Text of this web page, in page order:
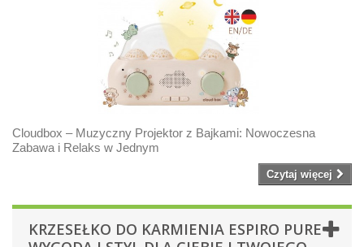
Cloudbox – Muzyczny Projektor z Bajkami: Nowoczesna
Zabawa i Relaks w Jednym
Czytaj więcej
KRZESEŁKO DO KARMIENIA ESPIRO PURE –